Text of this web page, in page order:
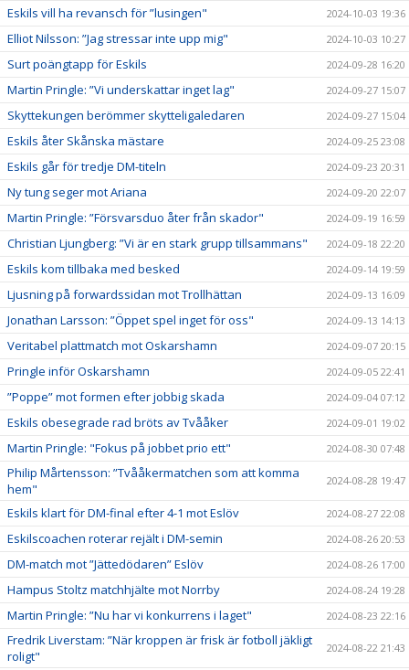
Eskils vill ha revansch för ”lusingen" 2024-10-03 19:36
Elliot Nilsson: ”Jag stressar inte upp mig" 2024-10-03 10:27
Surt poängtapp för Eskils 2024-09-28 16:20
Martin Pringle: ”Vi underskattar inget lag" 2024-09-27 15:07
Skyttekungen berömmer skytteligaledaren 2024-09-27 15:04
Eskils åter Skånska mästare 2024-09-25 23:08
Eskils går för tredje DM-titeln 2024-09-23 20:31
Ny tung seger mot Ariana 2024-09-20 22:07
Martin Pringle: ”Försvarsduo åter från skador" 2024-09-19 16:59
Christian Ljungberg: ”Vi är en stark grupp tillsammans" 2024-09-18 22:20
Eskils kom tillbaka med besked 2024-09-14 19:59
Ljusning på forwardssidan mot Trollhättan 2024-09-13 16:09
Jonathan Larsson: ”Öppet spel inget för oss" 2024-09-13 14:13
Veritabel plattmatch mot Oskarshamn 2024-09-07 20:15
Pringle inför Oskarshamn 2024-09-05 22:41
”Poppe” mot formen efter jobbig skada 2024-09-04 07:12
Eskils obesegrade rad bröts av Tvååker 2024-09-01 19:02
Martin Pringle: "Fokus på jobbet prio ett" 2024-08-30 07:48
Philip Mårtensson: ”Tvååkermatchen som att komma
hem"
2024-08-28 19:47
Eskils klart för DM-final efter 4-1 mot Eslöv 2024-08-27 22:08
Eskilscoachen roterar rejält i DM-semin 2024-08-26 20:53
DM-match mot ”Jättedödaren” Eslöv 2024-08-26 17:00
Hampus Stoltz matchhjälte mot Norrby 2024-08-24 19:28
Martin Pringle: ”Nu har vi konkurrens i laget" 2024-08-23 22:16
Fredrik Liverstam: ”När kroppen är frisk är fotboll jäkligt
roligt"
2024-08-22 21:43